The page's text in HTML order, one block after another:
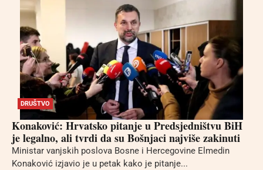
DRUŠTVO
Konaković: Hrvatsko pitanje u Predsjedništvu BiH
je legalno, ali tvrdi da su Bošnjaci najviše zakinuti
Ministar vanjskih poslova Bosne i Hercegovine Elmedin
Konaković izjavio je u petak kako je pitanje...